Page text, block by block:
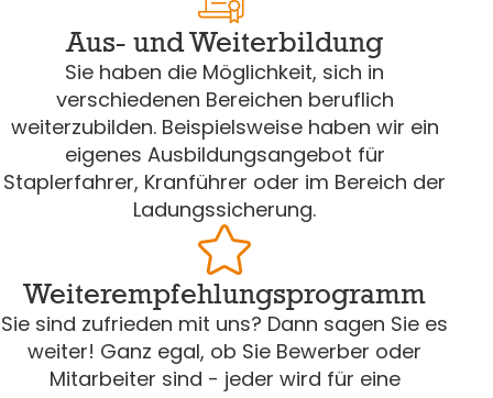
Aus- und Weiterbildung
Sie haben die Möglichkeit, sich in
verschiedenen Bereichen beruflich
weiterzubilden. Beispielsweise haben wir ein
eigenes Ausbildungsangebot für
Staplerfahrer, Kranführer oder im Bereich der
Ladungssicherung.
Weiterempfehlungsprogramm
Sie sind zufrieden mit uns? Dann sagen Sie es
weiter! Ganz egal, ob Sie Bewerber oder
Mitarbeiter sind - jeder wird für eine